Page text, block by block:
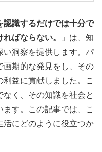
認識するだけでは十分で
ばならない。
」は、知
い洞察を提供します。パ
画期的な発見をし、その
益に貢献しました。こ
く、その知識を社会と
す。この記事では、こ
活にどのように役立つか